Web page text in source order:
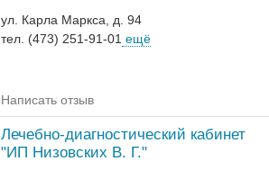
ул. Карла Маркса, д. 94
тел. (473) 251-91-01 ещё
Написать отзыв
Лечебно-диагностический кабинет
"ИП Низовских В. Г."